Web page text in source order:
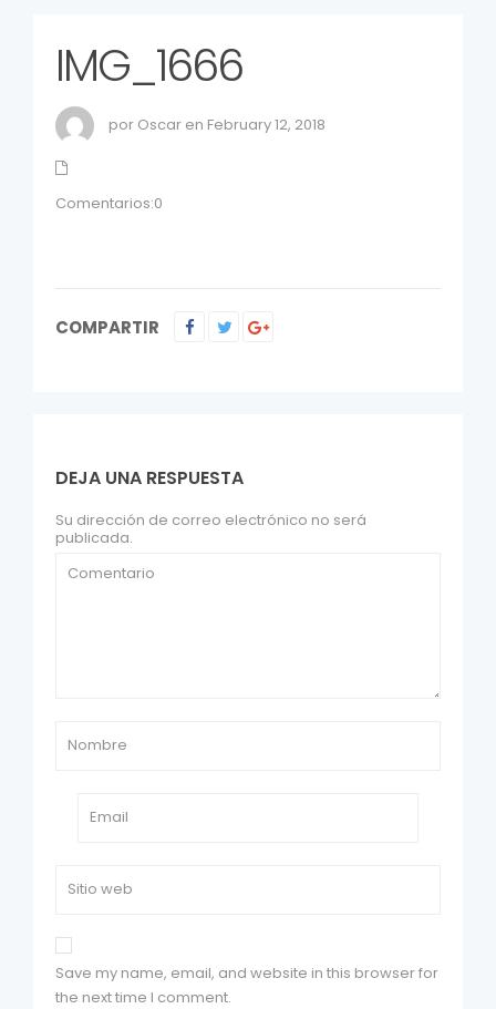
IMG_1666
por Oscar en February 12, 2018
Comentarios:0
COMPARTIR
DEJA UNA RESPUESTA
Su dirección de correo electrónico no será
publicada.
Save my name, email, and website in this browser for
the next time I comment.